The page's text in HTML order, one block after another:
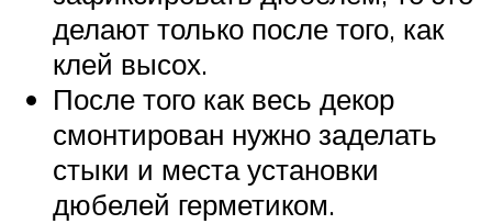
делают только после того, как
клей высох.
После того как весь декор
смонтирован нужно заделать
стыки и места установки
дюбелей герметиком.